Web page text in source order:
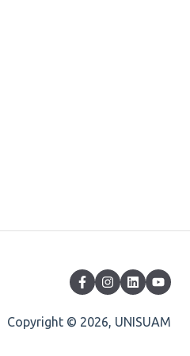
Copyright © 2026, UNISUAM